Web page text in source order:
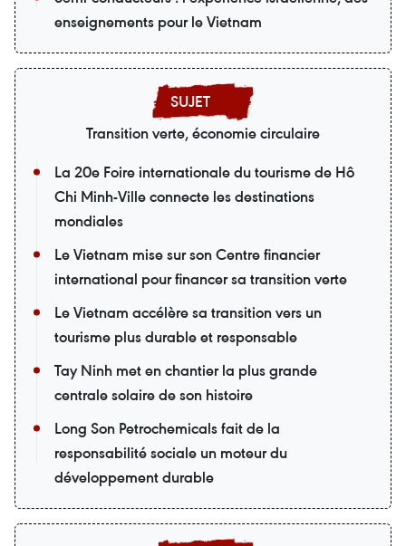
enseignements pour le Vietnam
Transition verte, économie circulaire
La 20e Foire internationale du tourisme de Hô
Chi Minh-Ville connecte les destinations
mondiales
Le Vietnam mise sur son Centre financier
international pour financer sa transition verte
Le Vietnam accélère sa transition vers un
tourisme plus durable et responsable
Tay Ninh met en chantier la plus grande
centrale solaire de son histoire
Long Son Petrochemicals fait de la
responsabilité sociale un moteur du
développement durable